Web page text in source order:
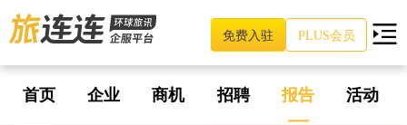
免费入驻 PLUS会员
首页 企业 商机 招聘 报告 活动